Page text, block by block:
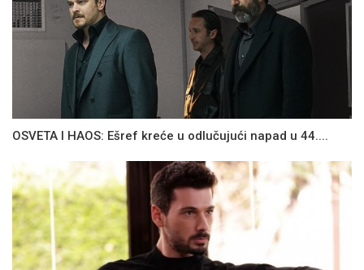
OSVETA I HAOS: Ešref kreće u odlučujući napad u 44....